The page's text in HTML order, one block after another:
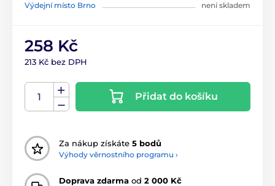
Výdejní místo Brno
není skladem
258 Kč
213 Kč bez DPH
Přidat do košíku
Za nákup získáte 5 bodů
Výhody věrnostního programu ›
Doprava zdarma od 2 000 Kč